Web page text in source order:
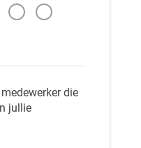
die
jullie